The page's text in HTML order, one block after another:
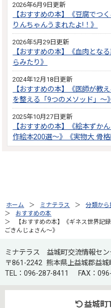
2026年6月9日更新
【おすすめの本】《豆腐でつ
りんちゃんうまれたよ!！》
2026年5月29日更新
【おすすめの本】《血肉とな
らみたり》
2024年12月18日更新
【おすすめの本】《医師が教
を整える「9つのメソッド」～
2025年10月27日更新
【おすすめの本】《絵本ずか
作絵本200選～》《実物大 骨格
ホーム ミナテラス 分類から
おすすめの本
【おすすめの本】《ギネス世界記
ごきんじょさん～》
ミナテラス 益城町交流情報セン
〒861-2242 熊本県上益城郡益城
TEL：096-287-8411
FAX：
益城町